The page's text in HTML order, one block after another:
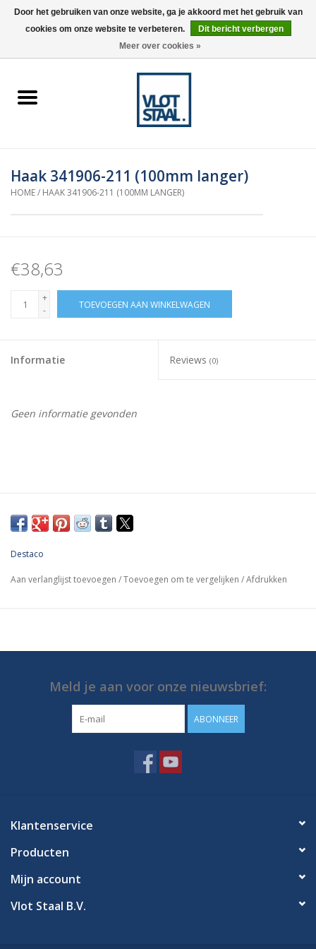
0 Artikelen - €0,00
spanners
Winkelwagen
Haak 341906-211 (100mm langer)
HOME/ HAAK 341906-211 (100MM LANGER)
€38,63
+
-
TOEVOEGEN AAN WINKELWAGEN
Informatie Reviews (0)
Geen informatie gevonden
Destaco
Aan verlanglijst toevoegen /Toevoegen om te vergelijken /Afdrukken
Meld je aan voor onze nieuwsbrief:
ABONNEER
Klantenservice
Producten
Mijn account
Vlot Staal B.V.
Door het gebruiken van onze website, ga je akkoord met het gebruik van
cookies om onze website te verbeteren.
Dit bericht verbergen
Meer over cookies »